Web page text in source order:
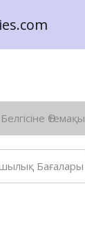
Өтемақы
Бағалары